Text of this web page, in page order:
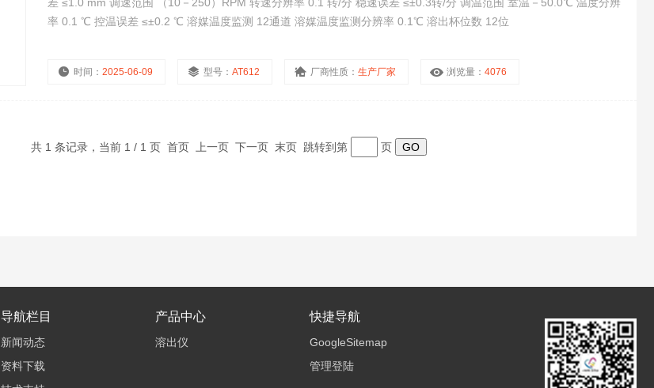
率 0.1 ℃ 控温误差 ≤±0.2 ℃ 溶媒温度监测 12通道 溶媒温度监测分辨率 0.1℃ 溶出杯位数 12位
时间：2025-06-09 型号：AT612 厂商性质：生产厂家 浏览量：4076
共 1 条记录，当前 1 / 1 页 首页 上一页 下一页 末页 跳转到第 页
导航栏目
新闻动态
资料下载
产品中心
溶出仪
快捷导航
GoogleSitemap
管理登陆